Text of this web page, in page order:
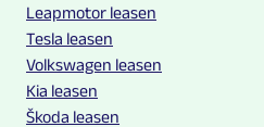
Leapmotor leasen
Tesla leasen
Volkswagen leasen
Kia leasen
Škoda leasen